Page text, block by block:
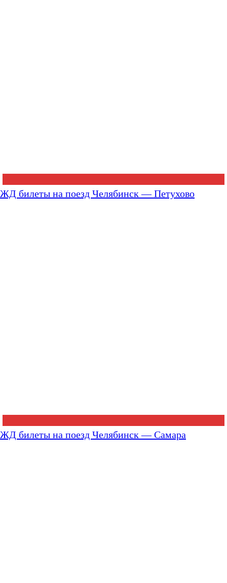
ЖД билеты на поезд Челябинск — Петухово
ЖД билеты на поезд Челябинск — Самара